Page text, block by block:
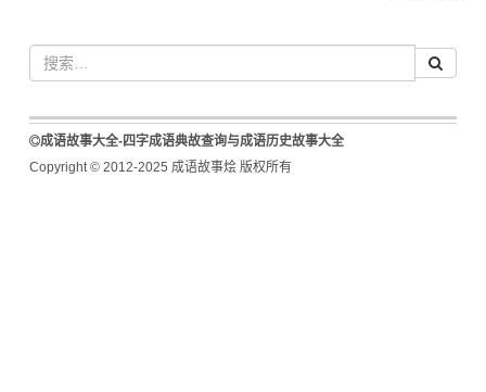
成语故事大全-四字成语典故查询与成语历史故事大全
Copyright © 2012-2025 成语故事烩 版权所有